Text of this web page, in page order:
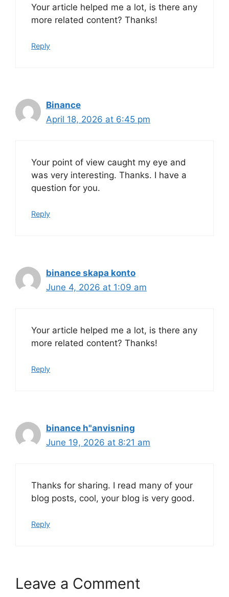
Your article helped me a lot, is there any
more related content? Thanks!
Reply
Binance
April 18, 2026 at 6:45 pm
Your point of view caught my eye and
was very interesting. Thanks. I have a
question for you.
Reply
binance skapa konto
June 4, 2026 at 1:09 am
Your article helped me a lot, is there any
more related content? Thanks!
Reply
binance h"anvisning
June 19, 2026 at 8:21 am
Thanks for sharing. I read many of your
blog posts, cool, your blog is very good.
Reply
Leave a Comment